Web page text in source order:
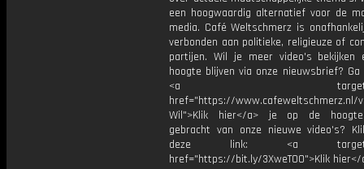
een hoogwaardig alternatief voor de
media. Café Weltschmerz is
verbonden aan politieke, religieuze of
partijen. Wil je meer video's bekijken
hoogte blijven via onze nieuwsbrief? Ga
<a
href="https://www.cafeweltschmerz.nl/
Wil">Klik hier</a> je op de
gebracht van onze nieuwe video's?
deze link: <a
href="https://bit.ly/3XweTO0">Klik hier</